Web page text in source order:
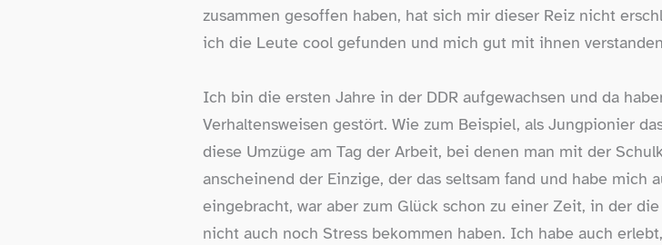
zusammen gesoffen haben, hat sich mir dieser Reiz nicht
ich die Leute cool gefunden und mich gut mit ihnen
Ich bin die ersten Jahre in der DDR aufgewachsen und da
Verhaltensweisen gestört. Wie zum Beispiel, als Jungpionier
diese Umzüge am Tag der Arbeit, bei denen man mit der
anscheinend der Einzige, der das seltsam fand und habe mich
eingebracht, war aber zum Glück schon zu einer Zeit, in der
nicht auch noch Stress bekommen haben. Ich habe auch